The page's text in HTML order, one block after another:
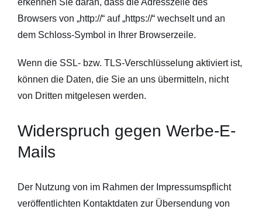
Browsers von „http://“ auf „https://“ wechselt und an
dem Schloss-Symbol in Ihrer Browserzeile.
Wenn die SSL- bzw. TLS-Verschlüsselung aktiviert ist,
können die Daten, die Sie an uns übermitteln, nicht
von Dritten mitgelesen werden.
Widerspruch gegen Werbe-E-
Mails
Der Nutzung von im Rahmen der Impressumspflicht
veröffentlichten Kontaktdaten zur Übersendung von